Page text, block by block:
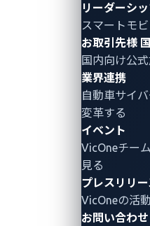
リーダーシ
スマートモ
お取引先様
国内向け公
業界連携
自動車サイ
変革する
イベント
VicOneチー
見る
プレスリリー
VicOneの活
お問い合わせ
UWBの詳細
UWB技術は、Bluetooth
コルでより一般的な正弦
信します。時間領域で
数領域で広い帯域にわた
す。UWBアプリケーシ
ノ秒または数百ピコ秒
ちます。例えば、2ナノ
波数帯域幅を持ちます。
中心に約500MHzの広が